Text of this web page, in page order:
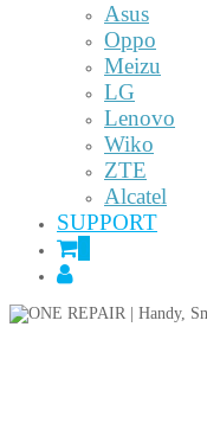
Asus
Oppo
Meizu
LG
Lenovo
Wiko
ZTE
Alcatel
SUPPORT